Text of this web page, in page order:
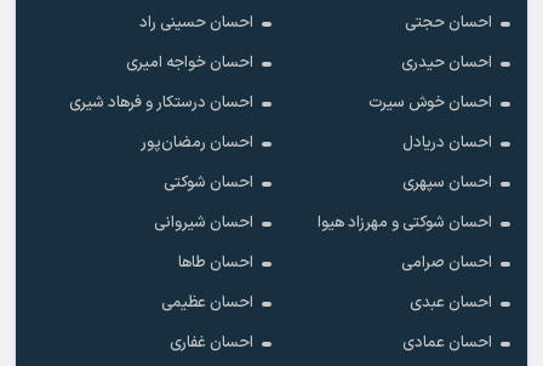
احسان حجتی
احسان حسینی راد
احسان حیدری
احسان خواجه امیری
احسان خوش سیرت
احسان درستکار و فرهاد شیرى
احسان دریادل
احسان رمضان‌پور
احسان سپهری
احسان شوکتی
احسان شوکتی و مهرزاد هیوا
احسان شیروانی
احسان صرامی
احسان طاها
احسان عبدی
احسان عظیمی
احسان عمادی
احسان غفاری